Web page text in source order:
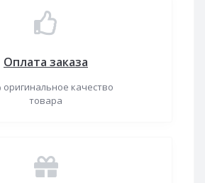
Оплата заказа
оригинальное качество
товара